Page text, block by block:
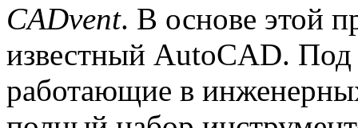
CADvent. В основе этой
известный AutoCAD.
работающие в